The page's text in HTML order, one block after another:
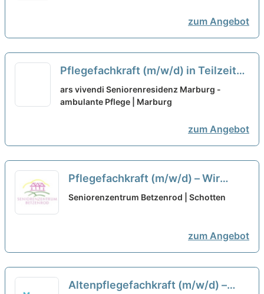
zum Angebot
Pflegefachkraft (m/w/d) in Teilzeit
(20 - 30h) - Dein Arbeitsplatz in
einer familiären Arbeitsatmosphäre!
ars vivendi Seniorenresidenz Marburg -
ambulante Pflege | Marburg
zum Angebot
Pflegefachkraft (m/w/d) – Wir
kommen Ihnen mit Wertschätzung
Seniorenzentrum Betzenrod | Schotten
zum Angebot
Altenpflegefachkraft (m/w/d) –